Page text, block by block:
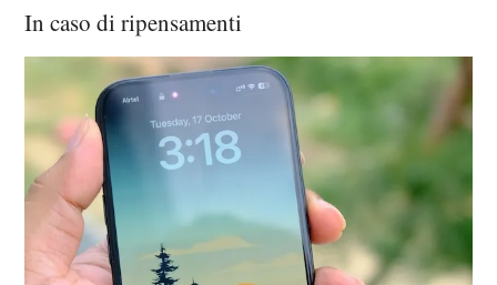
In caso di ripensamenti